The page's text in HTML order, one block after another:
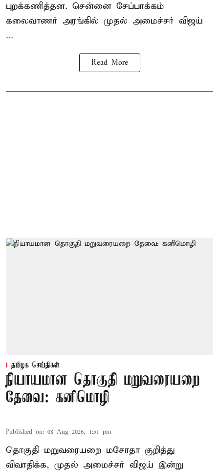
புறக்கணித்தன. சென்னை சேப்பாக்கம்
கலைவாணர் அரங்கில் முதல் அமைச்சர் விஜய்
...
Read More
தமிழக செய்திகள்
நியாயமான தொகுதி மறுவரையறை
தேவை: கனிமொழி
Published on: 08 Aug 2026, 1:51 pm
தொகுதி மறுவரையறை மசோதா குறித்து
விவாதிக்க, முதல் அமைச்சர் விஜய் இன்று